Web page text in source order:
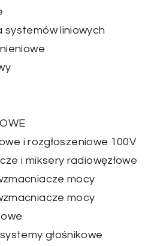
systemów liniowych
i rozgłoszeniowe 100V
i miksery radiowęzłowe
mocy
mocy
głośnikowe